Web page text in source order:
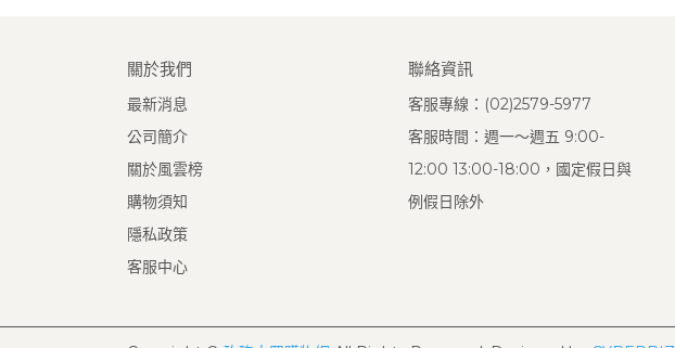
關於我們
最新消息
公司簡介
關於風雲榜
購物須知
隱私政策
客服中心
聯絡資訊
客服專線：(02)2579-5977
客服時間：週一～週五 9:00-
12:00 13:00-18:00，國定假日與
例假日除外